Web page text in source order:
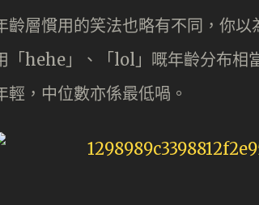
齡層慣用的笑法也略有不同，你
「hehe」、「lol」嘅年齡分布相
輕，中位數亦係最低喎。